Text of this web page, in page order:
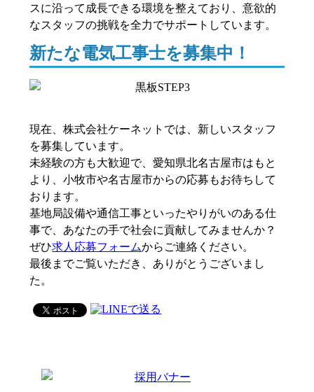
スに沿って成長できる環境を整えており、意欲的
なスタッフの挑戦を全力でサポートしています。
新たな電気工事士を募集中！
現在、株式会社ケーネットでは、新しいスタッフ
を募集しています。
未経験の方も大歓迎で、愛知県北名古屋市はもと
より、小牧市や名古屋市からの応募もお待ちして
おります。
基地局設備や通信工事といったやりがいのある仕
事で、あなたの手で社会に貢献してみませんか？
ぜひ求人応募フォームからご連絡ください。
最後までご覧いただき、ありがとうございまし
た。